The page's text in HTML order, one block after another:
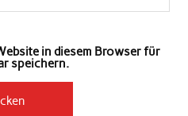
in diesem Browser für
speichern.